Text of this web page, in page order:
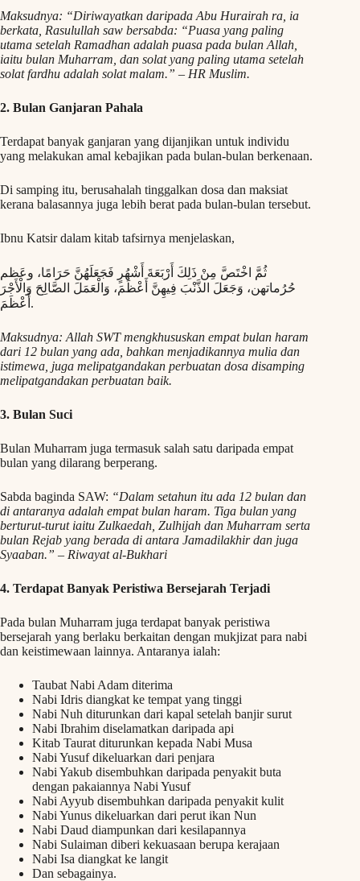
Maksudnya: “Diriwayatkan daripada Abu Hurairah ra, ia
berkata, Rasulullah saw bersabda: “Puasa yang paling
utama setelah Ramadhan adalah puasa pada bulan Allah,
iaitu bulan Muharram, dan solat yang paling utama setelah
solat fardhu adalah solat malam.” – HR Muslim.
2. Bulan Ganjaran Pahala
Terdapat banyak ganjaran yang dijanjikan untuk individu
yang melakukan amal kebajikan pada bulan-bulan berkenaan.
Di samping itu, berusahalah tinggalkan dosa dan maksiat
kerana balasannya juga lebih berat pada bulan-bulan tersebut.
Ibnu Katsir dalam kitab tafsirnya menjelaskan,
ثُمَّ اخْتَصَّ مِنْ ذَلِكَ أَرْبَعَةَ أَشْهُرٍ فَجَعَلَهُنَّ حَرَامًا، وعَظم
حُرُماتهن، وَجَعَلَ الذَّنْبَ فِيهِنَّ أَعْظَمَ، وَالْعَمَلَ الصَّالِحَ وَالْأَجْرَ
أَعْظَمَ.
Maksudnya: Allah SWT mengkhususkan empat bulan haram
dari 12 bulan yang ada, bahkan menjadikannya mulia dan
istimewa, juga melipatgandakan perbuatan dosa disamping
melipatgandakan perbuatan baik.
3. Bulan Suci
Bulan Muharram juga termasuk salah satu daripada empat
bulan yang dilarang berperang.
Sabda baginda SAW: “Dalam setahun itu ada 12 bulan dan
di antaranya adalah empat bulan haram. Tiga bulan yang
berturut-turut iaitu Zulkaedah, Zulhijah dan Muharram serta
bulan Rejab yang berada di antara Jamadilakhir dan juga
Syaaban.” – Riwayat al-Bukhari
4. Terdapat Banyak Peristiwa Bersejarah Terjadi
Pada bulan Muharram juga terdapat banyak peristiwa
bersejarah yang berlaku berkaitan dengan mukjizat para nabi
dan keistimewaan lainnya. Antaranya ialah:
Taubat Nabi Adam diterima
Nabi Idris diangkat ke tempat yang tinggi
Nabi Nuh diturunkan dari kapal setelah banjir surut
Nabi Ibrahim diselamatkan daripada api
Kitab Taurat diturunkan kepada Nabi Musa
Nabi Yusuf dikeluarkan dari penjara
Nabi Yakub disembuhkan daripada penyakit buta
dengan pakaiannya Nabi Yusuf
Nabi Ayyub disembuhkan daripada penyakit kulit
Nabi Yunus dikeluarkan dari perut ikan Nun
Nabi Daud diampunkan dari kesilapannya
Nabi Sulaiman diberi kekuasaan berupa kerajaan
Nabi Isa diangkat ke langit
Dan sebagainya.